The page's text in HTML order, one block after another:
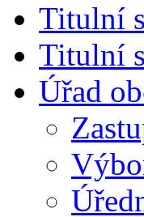
Titulní
Titulní
Úřad